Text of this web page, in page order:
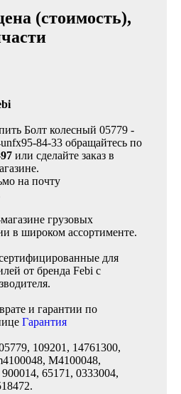
(стоимость),
Болт колесный 05779 -
84-33 обращайтесь по
или сделайте заказ в
на почту
грузовых
в широком ассортименте.
для
от бренда Febi с
и гарантии по
Гарантия
109201, 14761300,
M4100048,
65171, 0333004,